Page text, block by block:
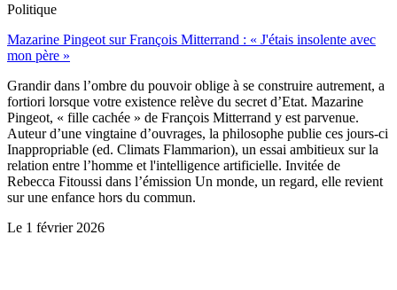
Politique
Mazarine Pingeot sur François Mitterrand : « J'étais insolente avec
mon père »
Grandir dans l’ombre du pouvoir oblige à se construire autrement, a
fortiori lorsque votre existence relève du secret d’Etat. Mazarine
Pingeot, « fille cachée » de François Mitterrand y est parvenue.
Auteur d’une vingtaine d’ouvrages, la philosophe publie ces jours-ci
Inappropriable (ed. Climats Flammarion), un essai ambitieux sur la
relation entre l’homme et l'intelligence artificielle. Invitée de
Rebecca Fitoussi dans l’émission Un monde, un regard, elle revient
sur une enfance hors du commun.
Le 1 février 2026